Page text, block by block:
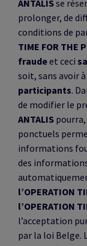
ANTALISse
prolonger, de
conditions de
TIME FOR THE
fraudeet ceci
soit, sans avoir
participants.
de modifier le
ANTALIS
ponctuels
informations
des
l’OPERATION
l’OPERATION
l’acceptation
par la loi Belge.